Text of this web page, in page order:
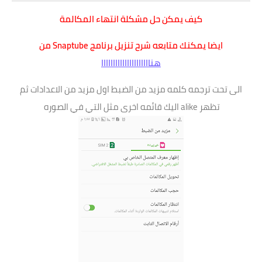
كيف يمكن حل مشكلة انتهاء المكالمة
ايضا يمكنك متابعه شرح تنزيل برنامج Snaptube من
هنااااااااااااااااااااا
الى تحت ترجمه كلمه مزيد من الضبط اول مزيد من الاعدادات ثم
تظهر alike اليك قائمه اخرى مثل التي في الصوره